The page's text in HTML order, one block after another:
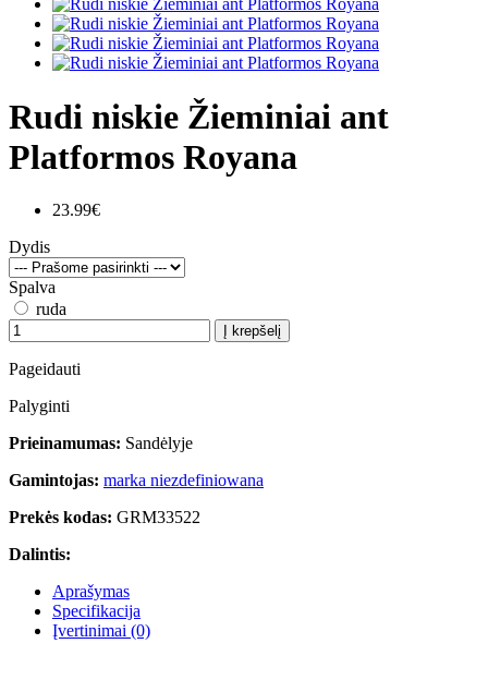
Rudi niskie Žieminiai ant
Platformos Royana
23.99€
Dydis
Spalva
ruda
Į krepšelį
Pageidauti
Palyginti
Prieinamumas: Sandėlyje
Gamintojas: marka niezdefiniowana
Prekės kodas: GRM33522
Dalintis:
Aprašymas
Specifikacija
Įvertinimai (0)